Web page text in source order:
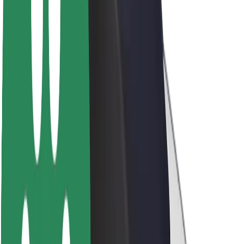
Sostenibilidad en Bolt
Blog
Sala de prensa
Directrices de la marca
Misión
Relación con inversores
Liderazgo
Medios
Fondo Urbano
Seguridad